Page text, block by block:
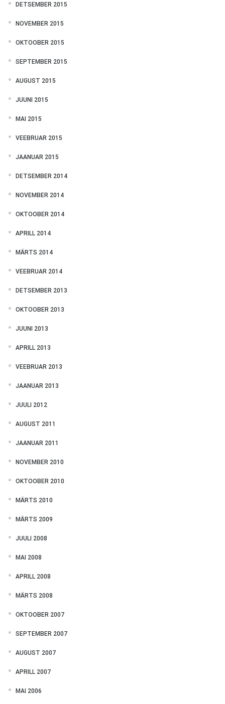
DETSEMBER 2015
NOVEMBER 2015
OKTOOBER 2015
SEPTEMBER 2015
AUGUST 2015
JUUNI 2015
MAI 2015
VEEBRUAR 2015
JAANUAR 2015
DETSEMBER 2014
NOVEMBER 2014
OKTOOBER 2014
APRILL 2014
MÄRTS 2014
VEEBRUAR 2014
DETSEMBER 2013
OKTOOBER 2013
JUUNI 2013
APRILL 2013
VEEBRUAR 2013
JAANUAR 2013
JUULI 2012
AUGUST 2011
JAANUAR 2011
NOVEMBER 2010
OKTOOBER 2010
MÄRTS 2010
MÄRTS 2009
JUULI 2008
MAI 2008
APRILL 2008
MÄRTS 2008
OKTOOBER 2007
SEPTEMBER 2007
AUGUST 2007
APRILL 2007
MAI 2006